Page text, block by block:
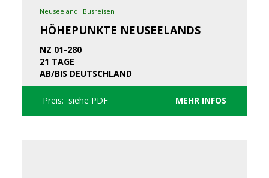
Neuseeland Busreisen
HÖHEPUNKTE NEUSEELANDS
NZ 01-280
21 TAGE
AB/BIS DEUTSCHLAND
Preis: siehe PDF MEHR INFOS